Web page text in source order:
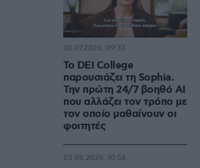
Το DEI College
παρουσιάζει τη Sophia.
Την πρώτη 24/7 βοηθό AI
που αλλάζει τον τρόπο με
τον οποίο μαθαίνουν οι
φοιτητές
30.07.2026, 09:33
03.08.2026, 10:56